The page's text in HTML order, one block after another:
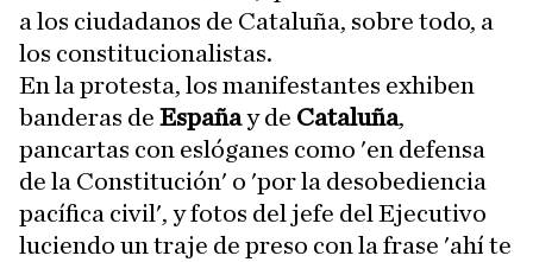
a los ciudadanos de Cataluña, sobre todo, a
los constitucionalistas.
En la protesta, los manifestantes exhiben
banderas de Españay de Cataluña,
pancartas con eslóganes como 'en defensa
de la Constitución' o 'por la desobediencia
pacífica civil', y fotos del jefe del Ejecutivo
luciendo un traje de preso con la frase 'ahí te